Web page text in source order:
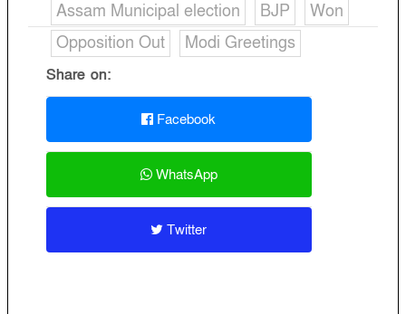
Assam Municipal election
BJP
Won
Opposition Out
Modi Greetings
Share on:
Facebook
WhatsApp
Twitter